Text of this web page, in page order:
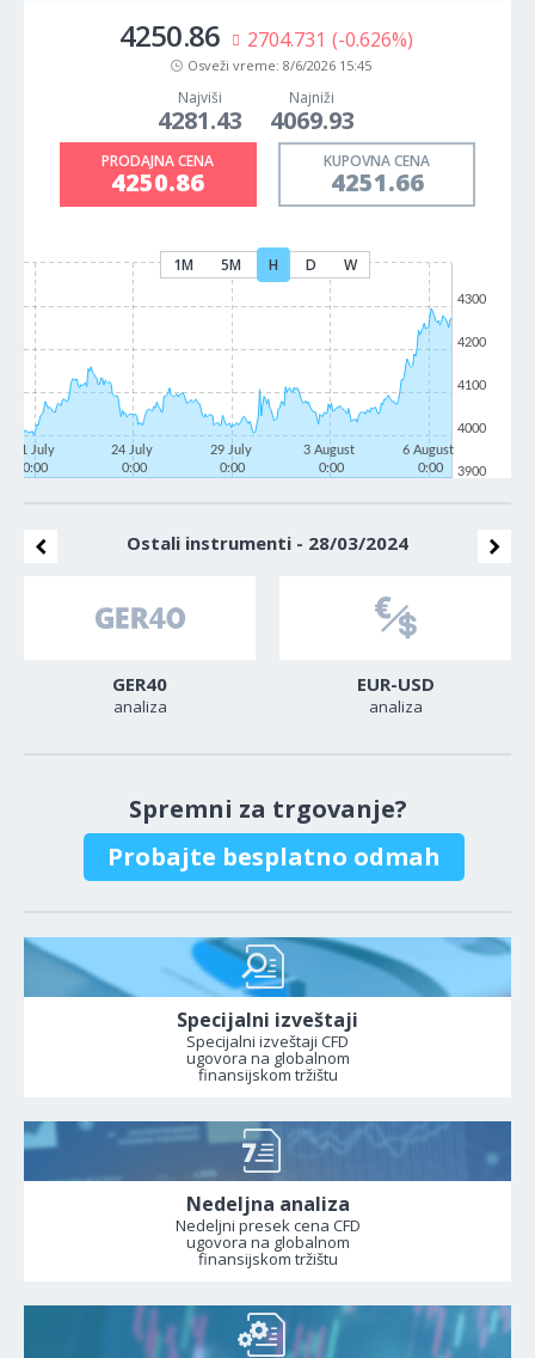
4250.84 2706.705 (-0.627%)
Osveži vreme: 8/6/2026 15:45
Najviši
4281.43
Najniži
4069.93
PRODAJNA CENA
4250.84
KUPOVNA CENA
4251.64
1M 5M H D W
21 July
0:00
24 July
0:00
29 July
0:00
3 August
0:00
6 August
0:00
3900
4000
4100
4200
4300
Ostali instrumenti - 28/03/2024
GER40
analiza
EUR-USD
analiza
Spremni za trgovanje?
Probajte besplatno odmah
Specijalni izveštaji
Specijalni izveštaji CFD
ugovora na globalnom
finansijskom tržištu
Nedeljna analiza
Nedeljni presek cena CFD
ugovora na globalnom
finansijskom tržištu